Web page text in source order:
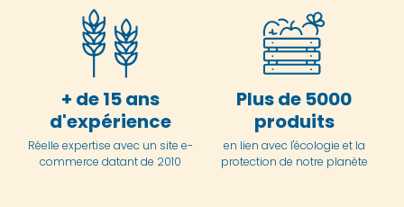
+ de 15 ans
d'expérience
Réelle expertise avec un site e-
commerce datant de 2010
Plus de 5000
produits
en lien avec l'écologie et la
protection de notre planète